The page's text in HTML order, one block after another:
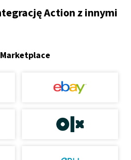
Action z innymi